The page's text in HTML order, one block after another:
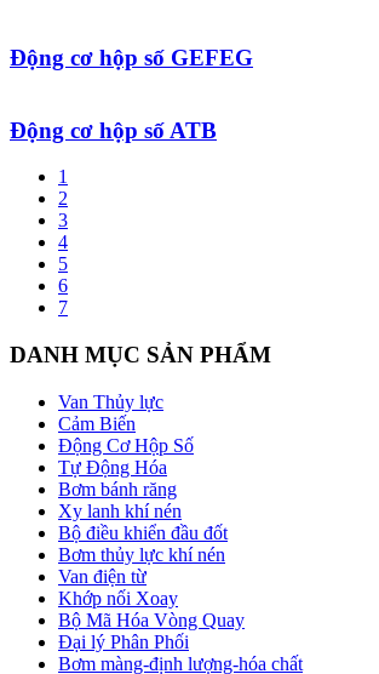
Động cơ hộp số GEFEG
Động cơ hộp số ATB
1
2
3
4
5
6
7
DANH MỤC SẢN PHẨM
Van Thủy lực
Cảm Biến
Động Cơ Hộp Số
Tự Động Hóa
Bơm bánh răng
Xy lanh khí nén
Bộ điều khiển đầu đốt
Bơm thủy lực khí nén
Van điện từ
Khớp nối Xoay
Bộ Mã Hóa Vòng Quay
Đại lý Phân Phối
Bơm màng-định lượng-hóa chất